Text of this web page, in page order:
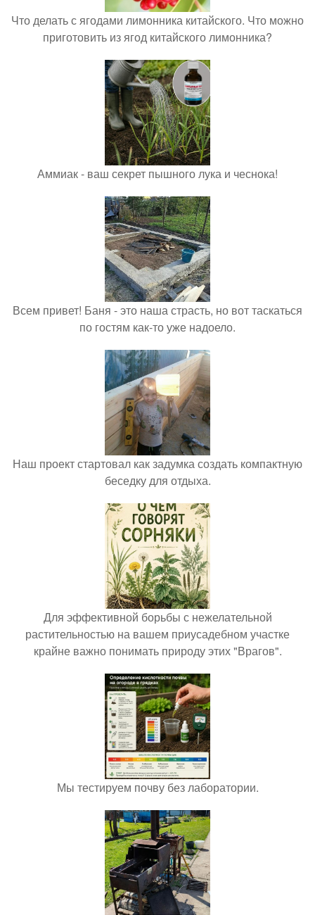
Что делать с ягодами лимонника китайского. Что можно
приготовить из ягод китайского лимонника?
Аммиак - ваш секрет пышного лука и чеснока!
Всем привет! Баня - это наша страсть, но вот таскаться
по гостям как-то уже надоело.
Наш проект стартовал как задумка создать компактную
беседку для отдыха.
Для эффективной борьбы с нежелательной
растительностью на вашем приусадебном участке
крайне важно понимать природу этих "Врагов".
Мы тестируем почву без лаборатории.